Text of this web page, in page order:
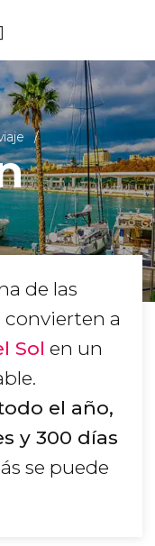
de las
convierten a
Sol en un
el año,
y 300 días
se puede